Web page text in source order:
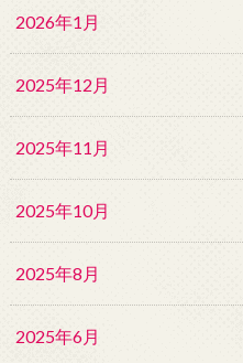
2026年1月
2025年12月
2025年11月
2025年10月
2025年8月
2025年6月